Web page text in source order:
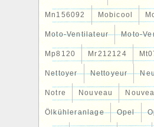
Mn156092 Mobicool
Moto-Ventilateur Moto-
Mp8120 Mr212124
Nettoyer Nettoyeur
Notre Nouveau
Ölkühleranlage Opel